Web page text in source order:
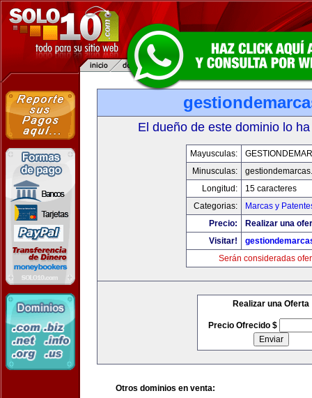
El dueño de este dominio lo
Mayusculas:
Minusculas:
Longitud:
15 caracteres
Categorias:
Marcas y
Precio:
Realizar una
Visitar!
Serán consideradas
Realizar una Oferta
Precio Ofrecido $
Otros dominios en venta: